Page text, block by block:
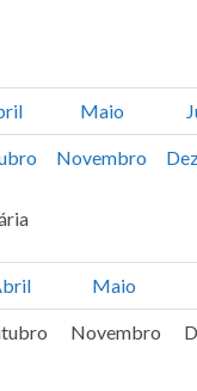
Maio
Novembro
Maio
Novembro